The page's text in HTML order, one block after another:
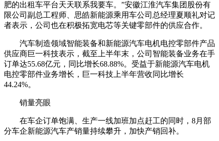
肥的出租车平台天天联系我要车。”安徽江淮汽车集团股份有
限公司副总工程师、思皓新能源乘用车公司总经理夏顺礼对记
者表示，公司也在积极拓宽电芯等关键零部件的供应合作。
汽车制造领域智能装备和新能源汽车电机电控零部件产品
供应商巨一科技表示，截至上半年末，公司智能装备业务在手
订单达55.68亿元，同比增长68.88%。受益于新能源汽车电机
电控零部件业务增长，巨一科技上半年营收同比增长
44.24%。
销量亮眼
在车企订单饱满、生产一线加班加点赶工的同时，8月部
分车企新能源汽车产销量持续攀升，加快产销回补。